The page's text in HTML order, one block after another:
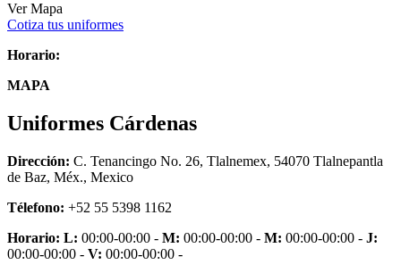
Ver Mapa
Cotiza tus uniformes
Horario:
MAPA
Uniformes Cárdenas
Dirección: C. Tenancingo No. 26, Tlalnemex, 54070 Tlalnepantla
de Baz, Méx., Mexico
Télefono: +52 55 5398 1162
Horario: L: 00:00-00:00 - M: 00:00-00:00 - M: 00:00-00:00 - J:
00:00-00:00 - V: 00:00-00:00 -